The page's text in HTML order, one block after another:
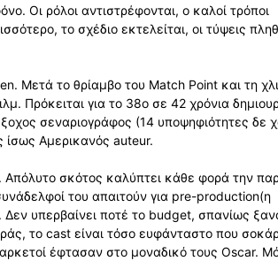
Οι ρόλοι αντιστρέφονται, ο καλοί τρόποι
το σχέδιο εκτελείται, οι τύψεις
Μετά το θρίαμβο του Match Point και τη
Πρόκειται για το 38ο σε 42 χρόνια
σεναριογράφος (14 υποψηφιότητες δε
Αμερικανός auteur.
Απόλυτο σκότος καλύπτει κάθε φορά την
του απαιτούν για pre-production(η
Δεν υπερβαίνει ποτέ το budget, σπανίως
το cast είναι τόσο ευφάνταστο που
έφτασαν στο μοναδικό τους Oscar.